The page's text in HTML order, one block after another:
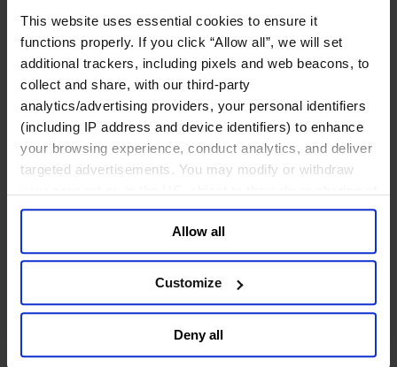
This website uses essential cookies to ensure it
functions properly. If you click “Allow all”, we will set
additional trackers, including pixels and web beacons, to
collect and share, with our third-party
analytics/advertising providers, your personal identifiers
(including IP address and device identifiers) to enhance
your browsing experience, conduct analytics, and deliver
targeted advertisements. You may modify or withdraw
your data for targeted advertising, by clicking “Do Not
Sell or Share My Personal Information” in the footer of
the website. You must opt-out of each device and each
browser. For additional information and retention terms
general collection and use of personal information see
Allow all
Customize
Deny all
金融サービス
アセットマネジメント
インフラ事業
ウェルスマネジメント
デジタル資産、暗号資産、Web3
プライベート・エクイティ
リスクマネジメント
保険
投資銀行及びマーケット
金融テクノロジー（フィンテック）
サービス
ビジネスサービス
プロフェッショナルサービス
ホスピタリティ、旅行・レジャー
不動産